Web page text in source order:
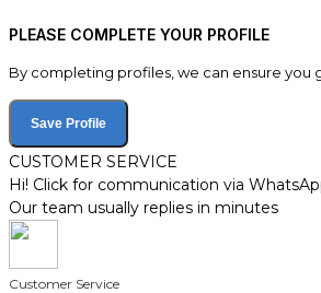
PLEASE COMPLETE YOUR PROFILE
By completing profiles, we can ensure you
Save Profile
CUSTOMER SERVICE
Hi! Click for communication via
Our team usually replies in minutes
Customer Service